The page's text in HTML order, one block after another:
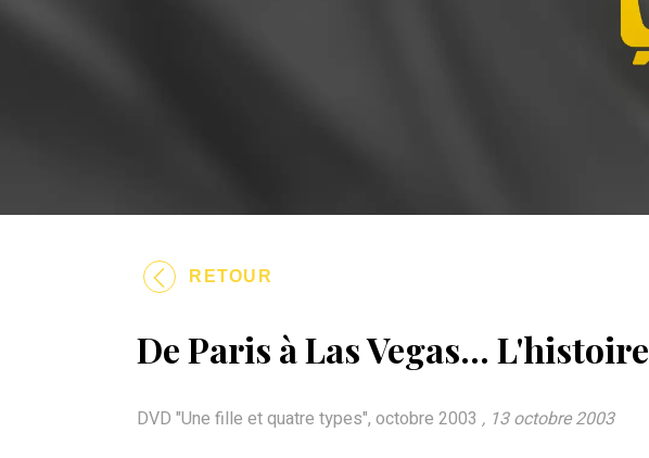
RETOUR
De Paris à Las Vegas... L'histoire
DVD "Une fille et quatre types", octobre 2003 , 13 octobre 2003